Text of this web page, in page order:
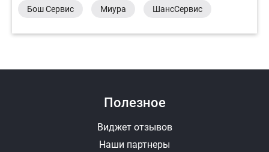
Бош Сервис Миура ШансСервис
Полезное
Виджет отзывов
Наши партнеры